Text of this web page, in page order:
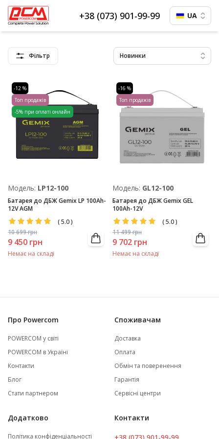
+38 (073) 901-99-99 UA
Фільтр Новинки
-12 %
Топ продажів
-5% при оплаті онлайн
Модель: LP12-100
Батарея до ДБЖ Gemix LP 100Ah-
12V AGM
(5.0)
10 699грн
9 450 грн
Немає на складі
-16 %
Топ продажів
Модель: GL12-100
Батарея до ДБЖ Gemix GEL
100Ah-12V
(5.0)
11 499грн
9 702 грн
Немає на складі
Про Powercom
POWERCOM у світі
POWERCOM в Україні
Контакти
Блог
Стати партнером
Споживачам
Доставка
Оплата
Обмін та поверенення
Гарантія
Сервісні центри
Додатково
Політика конфіденціальності
Контакти